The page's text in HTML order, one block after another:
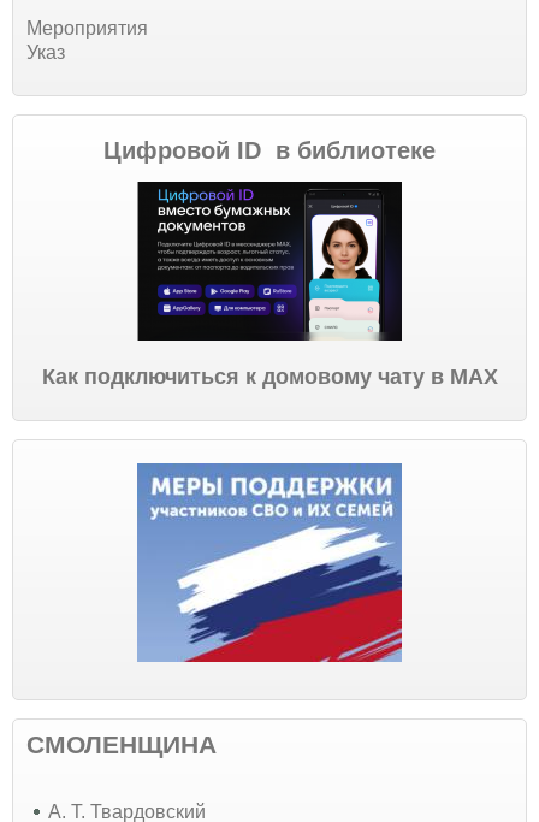
Мероприятия
Указ
Цифровой ID в библиотеке
Как подключиться к домовому чату в МАХ
СМОЛЕНЩИНА
А. Т. Твардовский